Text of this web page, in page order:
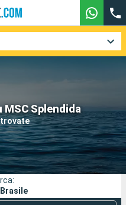
Splendida
Compagnie